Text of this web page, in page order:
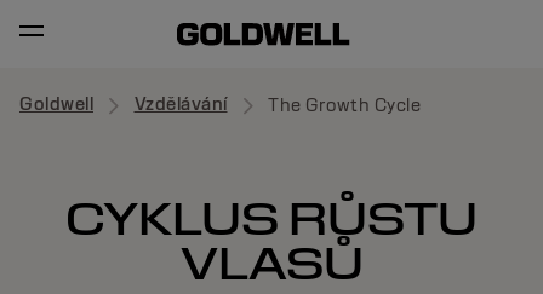
Goldwell Vzdělávání The Growth Cycle
CYKLUS RŮSTU
VLASŮ